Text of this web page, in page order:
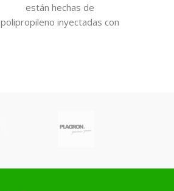
están hechas de
polipropileno inyectadas con